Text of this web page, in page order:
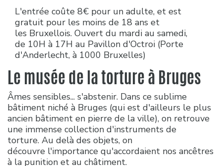
L'entrée coûte 8€ pour un adulte, et est
gratuit pour les moins de 18 ans et
les Bruxellois. Ouvert du mardi au samedi,
de 10H à 17H au Pavillon d'Octroi (Porte
d'Anderlecht, à 1000 Bruxelles)
Le musée de la torture à Bruges
Âmes sensibles... s'abstenir. Dans ce sublime
bâtiment niché à Bruges (qui est d'ailleurs le plus
ancien bâtiment en pierre de la ville), on retrouve
une immense collection d'instruments de
torture. Au delà des objets, on
découvre l'importance qu'accordaient nos ancêtres
à la punition et au châtiment.